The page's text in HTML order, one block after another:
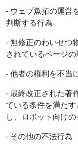
- ウェブ魚拓の運営
判断する行為
- 無修正のわいせつ
されているページの
- 他者の権利を不当
- 最終改正された著
ている条件を満た
し、ロボット向け
- その他の不法行為